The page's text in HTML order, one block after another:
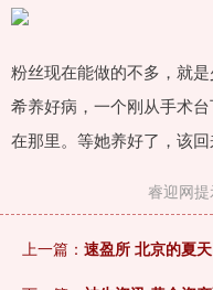
粉丝现在能做的不多，就
希养好病，一个刚从手术
在那里。等她养好了，该回
睿迎网提
上一篇： 速盈所 北京的夏